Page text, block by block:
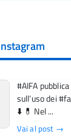
#AIFA
sull’uso dei
⬇️ 💊 Nel ...
Vai al post →